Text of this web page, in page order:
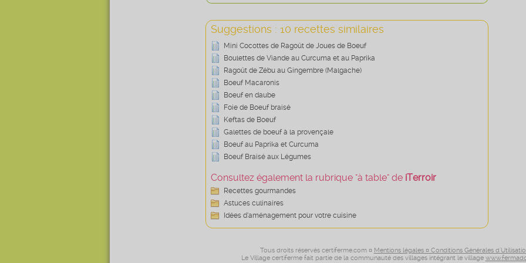
Suggestions : 10 recettes similaires
Mini Cocottes de Ragoût de Joues de Boeuf
Boulettes de Viande au Curcuma et au Paprika
Ragoût de Zébu au Gingembre (Malgache)
Boeuf Macaronis
Boeuf en daube
Foie de Boeuf braisé
Keftas de Boeuf
Galettes de boeuf à la provençale
Boeuf au Paprika et Curcuma
Boeuf Braisé aux Légumes
Consultez également la rubrique "à table" de iTerroir
Recettes gourmandes
Astuces culinaires
Idées d’aménagement pour votre cuisine
Tous droits réservés certiferme.com ¤ Mentions légales ¤ Conditions Générales
Le Village certiferme fait partie de la communauté des villages intégrant le village